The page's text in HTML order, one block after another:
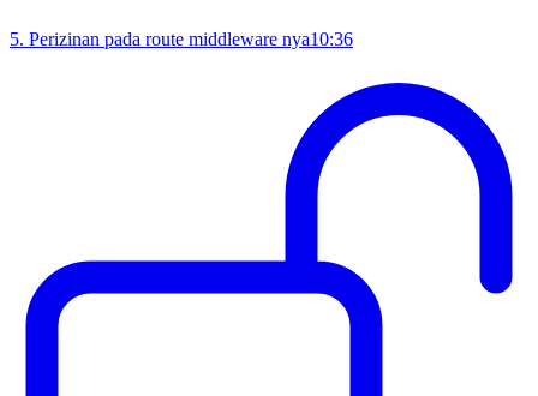
5. Perizinan pada route middleware nya10:36